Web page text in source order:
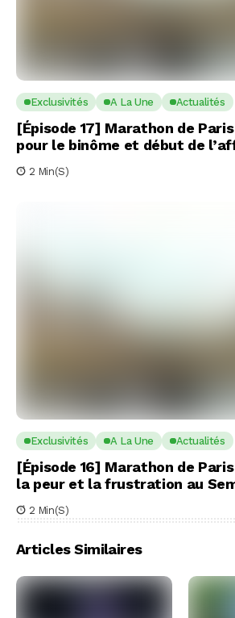
Exclusivités A La Une Actualités
[Épisode 17] Marathon de
pour le binôme et début de
2 Min(s)
Exclusivités A La Une Actualités
[Épisode 16] Marathon de
la peur et la frustration au
2 Min(s)
Articles Similaires